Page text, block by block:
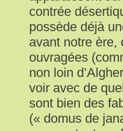
contrée
possède déjà
avant notre ère,
ouvragées
non loin
voir avec de
sont bien des
(« domus de